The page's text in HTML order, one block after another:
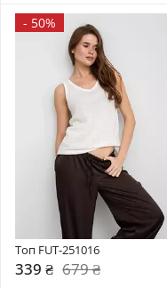
- 50%
Топ FUT-251016
339 ₴ 679 ₴